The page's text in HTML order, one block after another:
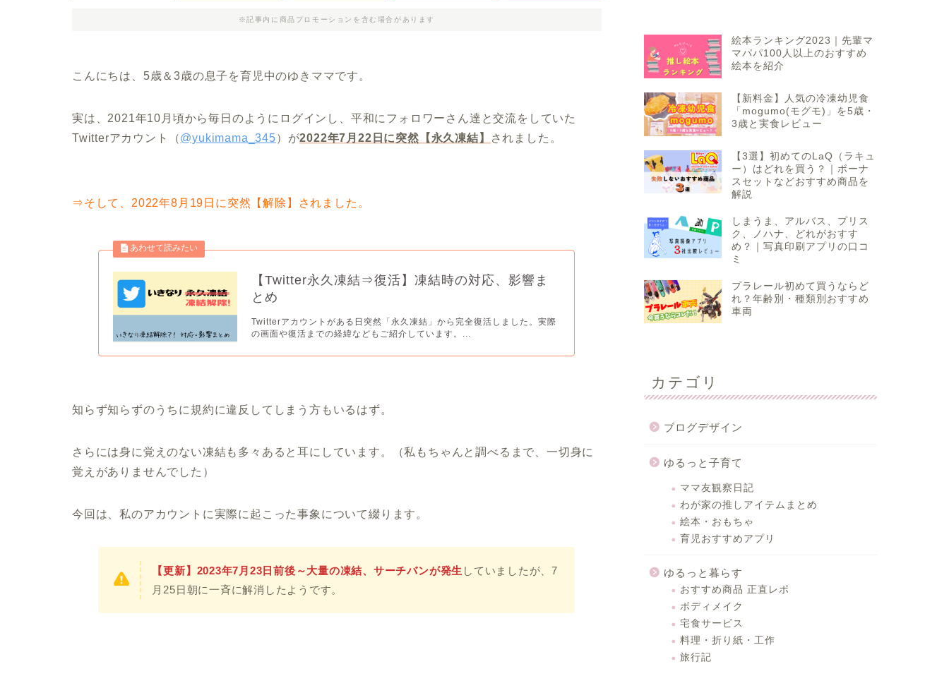
※記事内に商品プロモーションを含む場合があります
こんにちは、5歳＆3歳の息子を育児中のゆきママです。
実は、2021年10月頃から毎日のようにログインし、平和にフォロワーさん達と交流をしていた
Twitterアカウント（@yukimama_345）が2022年7月22日に突然【永久凍結】 されました。
⇒そして、2022年8月19日に突然【解除】されました。
【Twitter永久凍結⇒復活】凍結時の対応、影響ま
とめ
Twitterアカウントがある日突然「永久凍結」から完全復活しました。実際
の画面や復活までの経緯などもご紹介しています。...
知らず知らずのうちに規約に違反してしまう方もいるはず。
さらには身に覚えのない凍結も多々あると耳にしています。（私もちゃんと調べるまで、一切身に
覚えがありませんでした）
今回は、私のアカウントに実際に起こった事象について綴ります。
【更新】2023年7月23日前後～大量の凍結、サーチバンが発生 していましたが、7
月25日朝に一斉に解消したようです。
絵本ランキング2023｜先輩マ
マパパ100人以上のおすすめ
絵本を紹介
【新料金】人気の冷凍幼児食
「mogumo(モグモ)」を5歳・
3歳と実食レビュー
【3選】初めてのLaQ（ラキュ
ー）はどれを買う？｜ボーナ
スセットなどおすすめ商品を
解説
しまうま、アルバス、プリス
ク、ノハナ、どれがおすす
め？｜写真印刷アプリの口コ
ミ
プラレール初めて買うならど
れ？年齢別・種類別おすすめ
車両
カテゴリ
ブログデザイン
ゆるっと子育て
ママ友観察日記
わが家の推しアイテムまとめ
絵本・おもちゃ
育児おすすめアプリ
ゆるっと暮らす
おすすめ商品 正直レポ
ボディメイク
宅食サービス
料理・折り紙・工作
旅行記